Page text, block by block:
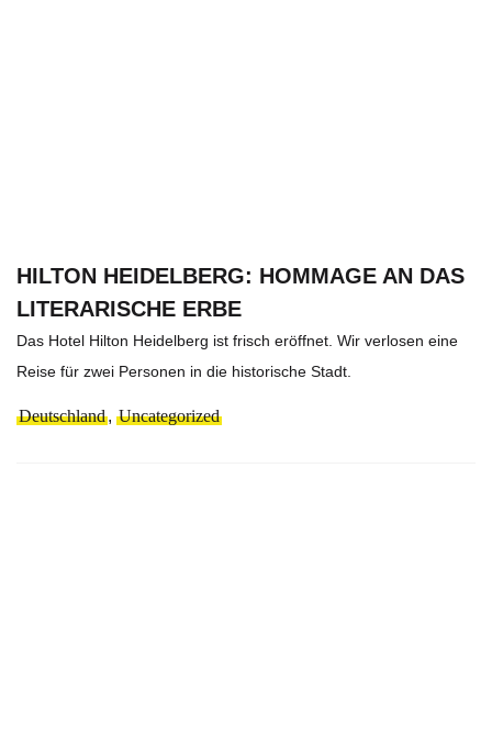
HILTON HEIDELBERG: HOMMAGE AN DAS
LITERARISCHE ERBE
Das Hotel Hilton Heidelberg ist frisch eröffnet. Wir verlosen eine
Reise für zwei Personen in die historische Stadt.
Deutschland, Uncategorized